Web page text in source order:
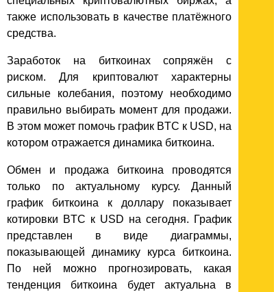
также использовать в качестве платёжного
средства.
Заработок на биткоинах сопряжён с
риском. Для криптовалют характерны
сильные колебания, поэтому необходимо
правильно выбирать момент для продажи.
В этом может помочь график BTC к USD, на
котором отражается динамика биткоина.
Обмен и продажа биткоина проводятся
только по актуальному курсу. Данный
график биткоина к доллару показывает
котировки BTC к USD на сегодня. График
представлен в виде диаграммы,
показывающей динамику курса биткоина.
По ней можно прогнозировать, какая
тенденция биткоина будет актуальна в